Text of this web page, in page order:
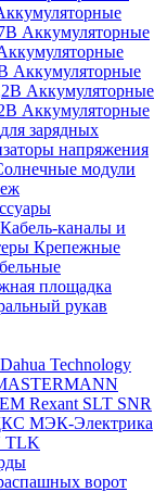
Аккумуляторные
Аккумуляторные
Аккумуляторные
Аккумуляторные
зарядных
напряжения
модули
Кабель-каналы и
Крепежные
площадка
рукав
Dahua Technology
Rexant SLT SNR
МЭК-Электрика
TLK
ворот